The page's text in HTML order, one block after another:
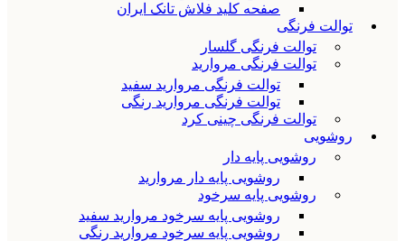
صفحه کلید فلاش تانک ایران
توالت فرنگی
توالت فرنگی گلسار
توالت فرنگی مروارید
توالت فرنگی مروارید سفید
توالت فرنگی مروارید رنگی
توالت فرنگی چینی کرد
روشویی
روشویی پایه دار
روشویی پایه دار مروارید
روشویی پایه سرخود
روشویی پایه سرخود مروارید سفید
روشویی پایه سرخود مروارید رنگی